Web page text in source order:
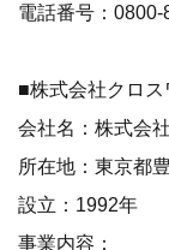
電話番号：0800-
■株式会社クロス
会社名：株式会
所在地：東京都
設立：1992年
事業内容：